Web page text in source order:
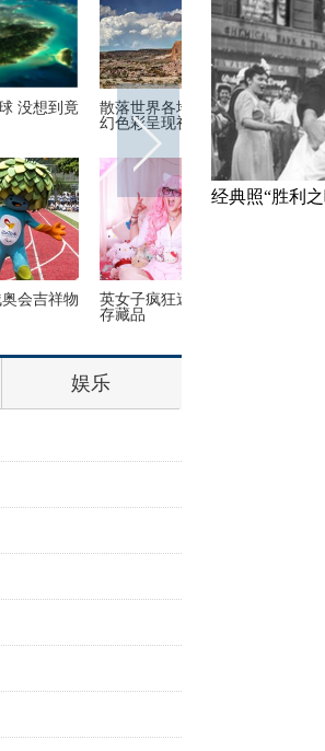
安迪上线！刘涛受
装周酷帅启程
会前瞻：美国女篮媒体
？动物“神走位”造视觉
娱乐
经典照“胜利